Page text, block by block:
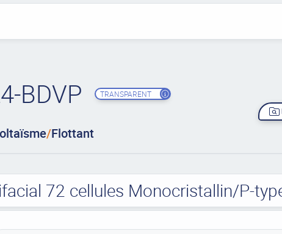
BDVP TRANSPARENT
/Flottant
72 cellules Monocristallin/P-